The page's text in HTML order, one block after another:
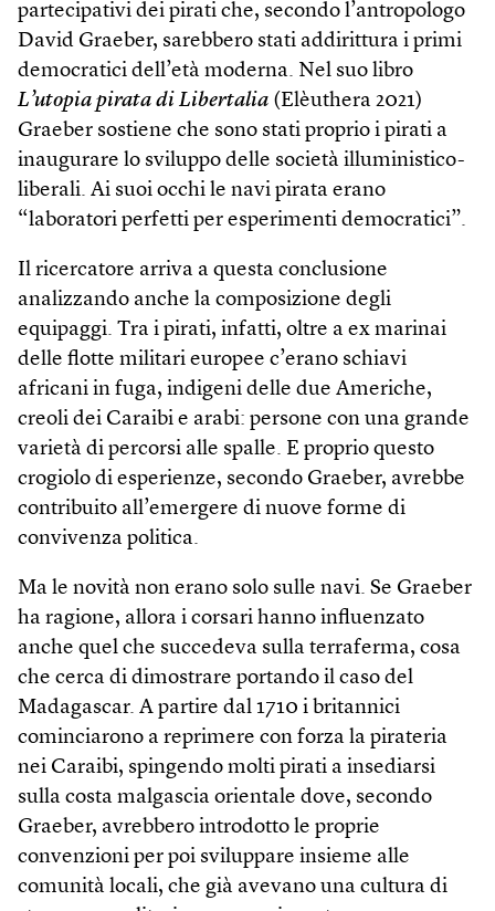
partecipativi dei pirati che, secondo l’antropologo
David Graeber, sarebbero stati addirittura i primi
democratici dell’età moderna. Nel suo libro
L’utopia pirata di Libertalia (Elèuthera 2021)
Graeber sostiene che sono stati proprio i pirati a
inaugurare lo sviluppo delle società illuministico-
liberali. Ai suoi occhi le navi pirata erano
“laboratori perfetti per esperimenti democratici”.
Il ricercatore arriva a questa conclusione
analizzando anche la composizione degli
equipaggi. Tra i pirati, infatti, oltre a ex marinai
delle flotte militari europee c’erano schiavi
africani in fuga, indigeni delle due Americhe,
creoli dei Caraibi e arabi: persone con una grande
varietà di percorsi alle spalle. E proprio questo
crogiolo di esperienze, secondo Graeber, avrebbe
contribuito all’emergere di nuove forme di
convivenza politica.
Ma le novità non erano solo sulle navi. Se Graeber
ha ragione, allora i corsari hanno influenzato
anche quel che succedeva sulla terraferma, cosa
che cerca di dimostrare portando il caso del
Madagascar. A partire dal 1710 i britannici
cominciarono a reprimere con forza la pirateria
nei Caraibi, spingendo molti pirati a insediarsi
sulla costa malgascia orientale dove, secondo
Graeber, avrebbero introdotto le proprie
convenzioni per poi sviluppare insieme alle
comunità locali, che già avevano una cultura di